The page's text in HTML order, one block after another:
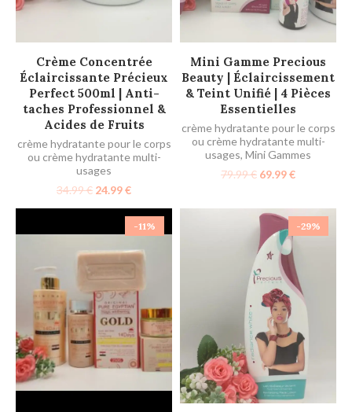
AJOUTER AU PANIER
Crème Concentrée
Éclaircissante Précieux
Perfect 500ml | Anti-
taches Professionnel &
Acides de Fruits
crème hydratante pour le corps
ou crème hydratante multi-
usages
34.99€ 24.99€
AJOUTER AU PANIER
Mini Gamme Precious
Beauty | Éclaircissement
& Teint Unifié | 4 Pièces
Essentielles
crème hydratante pour le corps
ou crème hydratante multi-
usages, Mini Gammes
79.99€ 69.99€
-11% -29%